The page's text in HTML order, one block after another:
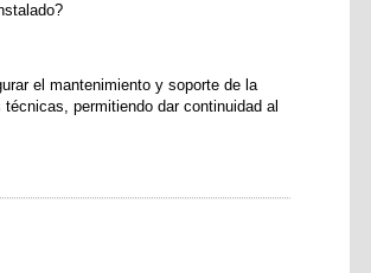
el mantenimiento y soporte de la
permitiendo dar continuidad al